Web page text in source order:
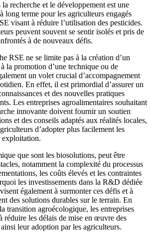
la recherche et le développement est une
long terme pour les agriculteurs engagés
visant à réduire l’utilisation des pesticides.
peuvent souvent se sentir isolés et pris de
à de nouveaux défis.
RSE ne se limite pas à la création d’un
la promotion d’une technique ou de
un volet crucial d’accompagnement
En effet, il est primordial d’assurer un
et des nouvelles pratiques
Les entreprises agroalimentaires souhaitant
innovante doivent fournir un soutien
et des conseils adaptés aux réalités locales,
d’adopter plus facilement les
exploitation.
que sont les biosolutions, peut être
notamment la complexité du processus
les coûts élevés et les contraintes
les investissements dans la R&D dédiée
également à surmonter ces défis et à
des solutions durables sur le terrain. En
transition agroécologique, les entreprises
réduire les délais de mise en œuvre des
leur adoption par les agriculteurs.